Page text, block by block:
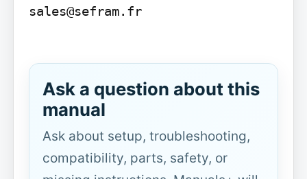
sales@sefram.fr
Ask a question about this
manual
Ask about setup, troubleshooting,
compatibility, parts, safety, or